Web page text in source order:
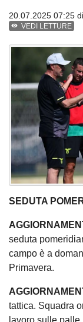
20.07.2025 07:25 di
VEDI LETTURE
SEDUTA
seduta
campo è a
Primavera.
tattica. Squadra